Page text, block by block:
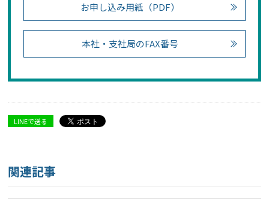
お申し込み用紙（PDF）
本社・支社局のFAX番号
LINEで送る
関連記事